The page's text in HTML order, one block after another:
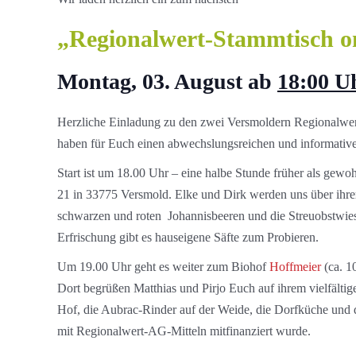
„Regionalwert-Stammtisch
Montag, 03. August ab 18:00
Herzliche Einladung zu den zwei Versmoldern
haben für Euch einen abwechslungsreichen und
Start ist um 18.00 Uhr – eine halbe Stunde früher als
21 in 33775 Versmold. Elke und Dirk werden uns über
schwarzen und roten Johannisbeeren und die
Erfrischung gibt es hauseigene Säfte zum Probieren.
Um 19.00 Uhr geht es weiter zum BiohofHoffmeier(ca.
Dort begrüßen Matthias und Pirjo Euch auf ihrem
Hof, die Aubrac-Rinder auf der Weide, die Dorfküche und
mit Regionalwert-AG-Mitteln mitfinanziert wurde.